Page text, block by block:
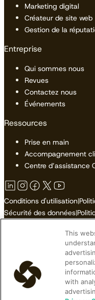
Marketing digital
Créateur de site web
Gestion de la
Entreprise
Qui sommes nous
Revues
Contactez nous
Événements
Ressources
Prise en main
Accompagnement
Centre d’assistance
Conditions d'utilisation|
Sécurité des données|
Ne pas vendre ni partager
© 2026 Cloudbeds. Tous
This
with